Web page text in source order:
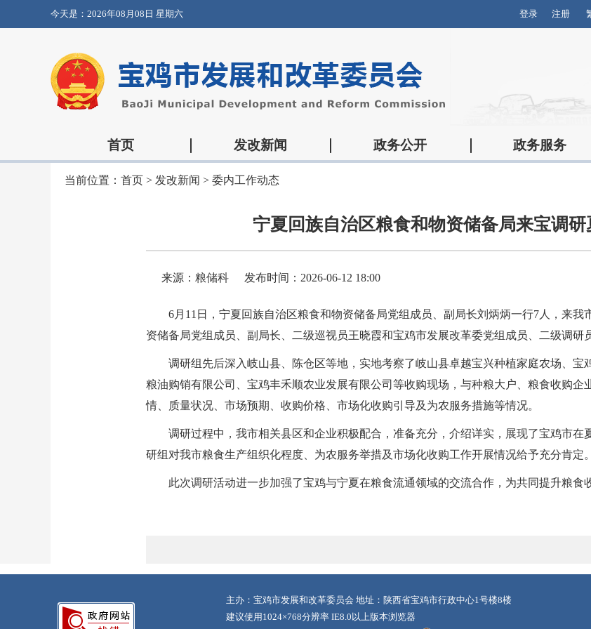
今天是： 2026年08月08日 星期六 登录 注册
首页 发改新闻 政务公开 政务服务
当前位置： 首页 > 发改新闻 > 委内工作动态
宁夏回族自治区粮食和物资储备局来宝调
来源：粮储科 发布时间：2026-06-12 18:00
6月11日，宁夏回族自治区粮食和物资储备局党组成员、副局长刘炳炳一行7人，来
资储备局党组成员、副局长、二级巡视员王晓霞和宝鸡市发展改革委党组成员、二级调研
调研组先后深入岐山县、陈仓区等地，实地考察了岐山县卓越宝兴种植家庭农场、宝
粮油购销有限公司、宝鸡丰禾顺农业发展有限公司等收购现场，与种粮大户、粮食收购企
情、质量状况、市场预期、收购价格、市场化收购引导及为农服务措施等情况。
调研过程中，我市相关县区和企业积极配合，准备充分，介绍详实，展现了宝鸡市在
研组对我市粮食生产组织化程度、为农服务举措及市场化收购工作开展情况给予充分肯定。
此次调研活动进一步加强了宝鸡与宁夏在粮食流通领域的交流合作，为共同提升粮食
主办：宝鸡市发展和改革委员会 地址：陕西省宝鸡市行政中心1号楼8楼
建议使用1024×768分辨率 IE8.0以上版本浏览器